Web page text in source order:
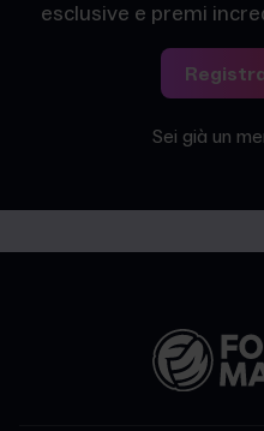
esclusive e premi
Sei già un